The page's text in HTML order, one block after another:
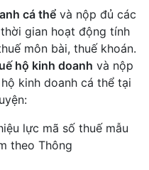
cá thể và nộp đủ các
gian hoạt động tính
môn bài, thuế khoán.
hộ kinh doanh và nộp
kinh doanh cá thể tại
lực mã số thuế mẫu
theo Thông